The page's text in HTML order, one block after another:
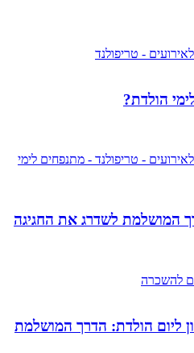
הולדת?
המושלמת לשדרג את החגיגה
ליום הולדת: הדרך המושלמת